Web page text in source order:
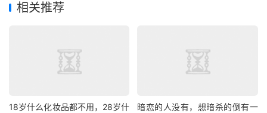
相关推荐
18岁什么化妆品都不用，28岁什
暗恋的人没有，想暗杀的倒有一